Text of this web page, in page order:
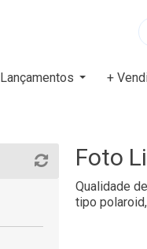
Lançamentos +
Foto
Qualidade
tipo